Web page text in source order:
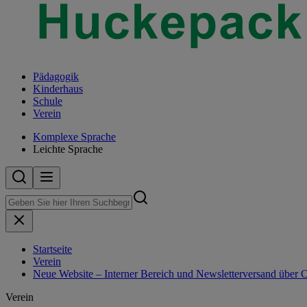
Pädagogik
Kinderhaus
Schule
Verein
Komplexe Sprache
Leichte Sprache
Startseite
Verein
Neue Website – Interner Bereich und Newsletterversand über
Verein